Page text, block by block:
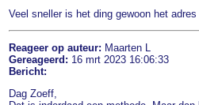
Veel sneller is het ding gewoon het
Reageer op auteur: Maarten L
Gereageerd: 16 mrt 2023 16:06:33
Bericht:
Dag Zoeff,